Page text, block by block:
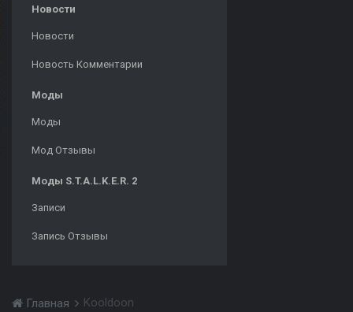
Новости
Новости
Новость Комментарии
Моды
Моды
Мод Отзывы
Моды S.T.A.L.K.E.R. 2
Записи
Запись Отзывы
Главная Kooldoon